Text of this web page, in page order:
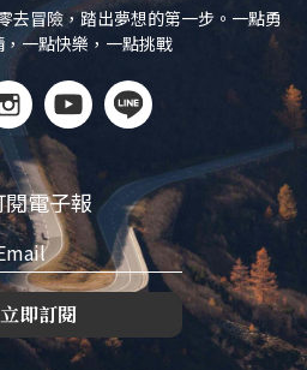
去冒險，踏出夢想的第一步。一點勇
一點快樂，一點挑戰
閱電子報
立即訂閱